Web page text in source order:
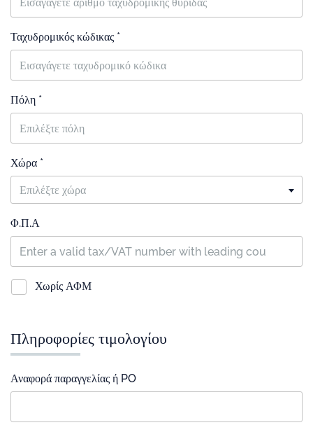
Ταχυδρομικός κώδικας *
Πόλη *
Χώρα *
Επιλέξτε χώρα
Φ.Π.Α
Χωρίς ΑΦΜ
Πληροφορίες τιμολογίου
Αναφορά παραγγελίας ή PO